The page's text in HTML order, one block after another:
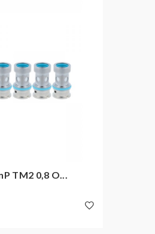
TM2 0,8 O...